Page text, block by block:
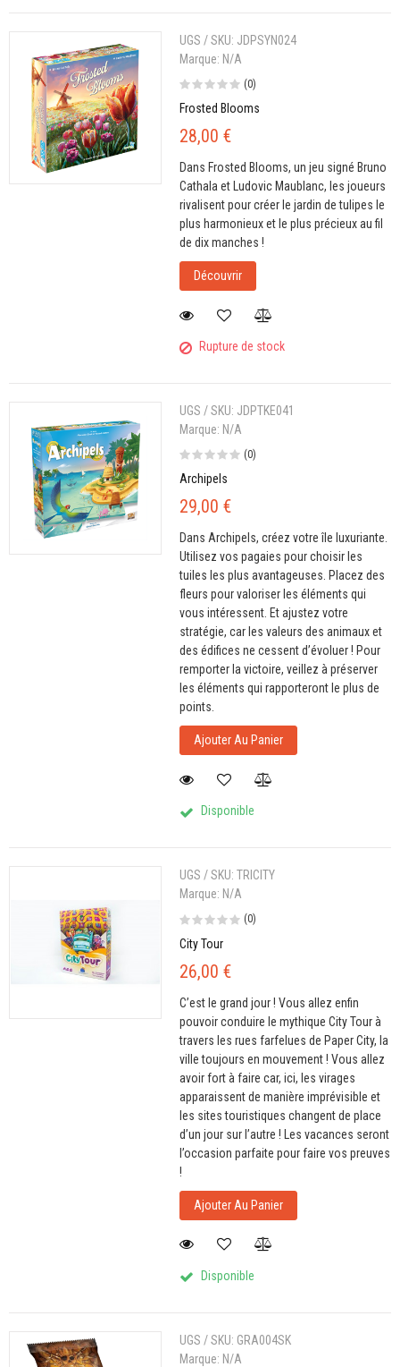
UGS / SKU: JDPSYN024
Marque: N/A
(0)
Frosted Blooms
28,00 €
Dans Frosted Blooms, un jeu signé Bruno
Cathala et Ludovic Maublanc, les joueurs
rivalisent pour créer le jardin de tulipes le
plus harmonieux et le plus précieux au fil
de dix manches !
Découvrir
Rupture de stock
UGS / SKU: JDPTKE041
Marque: N/A
(0)
Archipels
29,00 €
Dans Archipels, créez votre île luxuriante.
Utilisez vos pagaies pour choisir les
tuiles les plus avantageuses. Placez des
fleurs pour valoriser les éléments qui
vous intéressent. Et ajustez votre
stratégie, car les valeurs des animaux et
des édifices ne cessent d’évoluer ! Pour
remporter la victoire, veillez à préserver
les éléments qui rapporteront le plus de
points.
Ajouter Au Panier
Disponible
UGS / SKU:TRICITY
Marque: N/A
(0)
City Tour
26,00 €
C’est le grand jour ! Vous allez enfin
pouvoir conduire le mythique City Tour à
travers les rues farfelues de Paper City, la
ville toujours en mouvement ! Vous allez
avoir fort à faire car, ici, les virages
apparaissent de manière imprévisible et
les sites touristiques changent de place
d’un jour sur l’autre ! Les vacances seront
l’occasion parfaite pour faire vos preuves
!
Ajouter Au Panier
Disponible
UGS / SKU: GRA004SK
Marque: N/A